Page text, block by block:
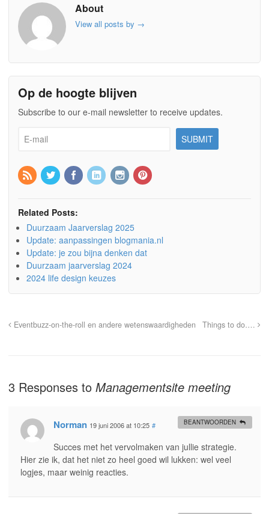
About
View all posts by →
Op de hoogte blijven
Subscribe to our e-mail newsletter to receive updates.
Related Posts:
Duurzaam Jaarverslag 2025
Update: aanpassingen blogmania.nl
Update: je zou bijna denken dat
Duurzaam jaarverslag 2024
2024 life design keuzes
Eventbuzz-on-the-roll en andere wetenswaardigheden Things to do….
3 Responses to Managementsite meeting
Norman 19 juni 2006 at 10:25 #
Succes met het vervolmaken van jullie strategie.
Hier zie ik, dat het niet zo heel goed wil lukken: wel veel
logjes, maar weinig reacties.
BEANTWOORDEN